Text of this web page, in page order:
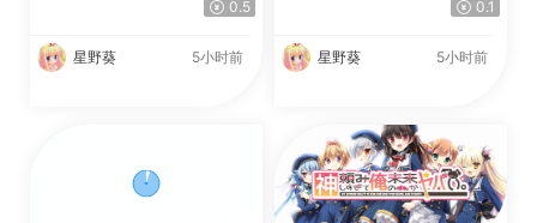
0.5
星野葵 5小时前
0.1
星野葵 5小时前